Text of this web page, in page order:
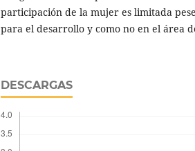
participación de la mujer es limitada
para el desarrollo y como no en el área
DESCARGAS